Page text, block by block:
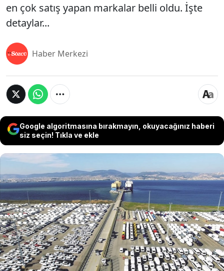
en çok satış yapan markalar belli oldu. İşte
detaylar...
Haber Merkezi
Google algoritmasına bırakmayın, okuyacağınız haberi
siz seçin! Tıkla ve ekle
2025 yılında Türkiye otomotiv pazarında
rekabet hız kesmedi. Ocak-ekim
döneminde en çok satış yapan markalar
belli oldu. İşte detaylar...